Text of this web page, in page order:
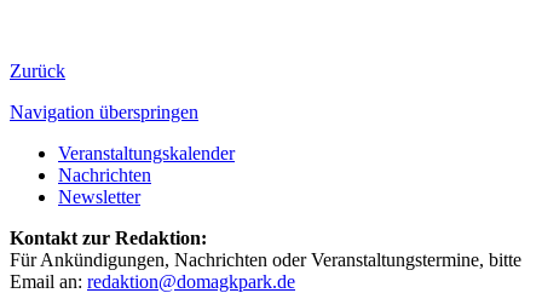
Zurück
Navigation überspringen
Veranstaltungskalender
Nachrichten
Newsletter
Kontakt zur Redaktion:
Für Ankündigungen, Nachrichten oder Veranstaltungstermine, bitte
Email an: redaktion@domagkpark.de